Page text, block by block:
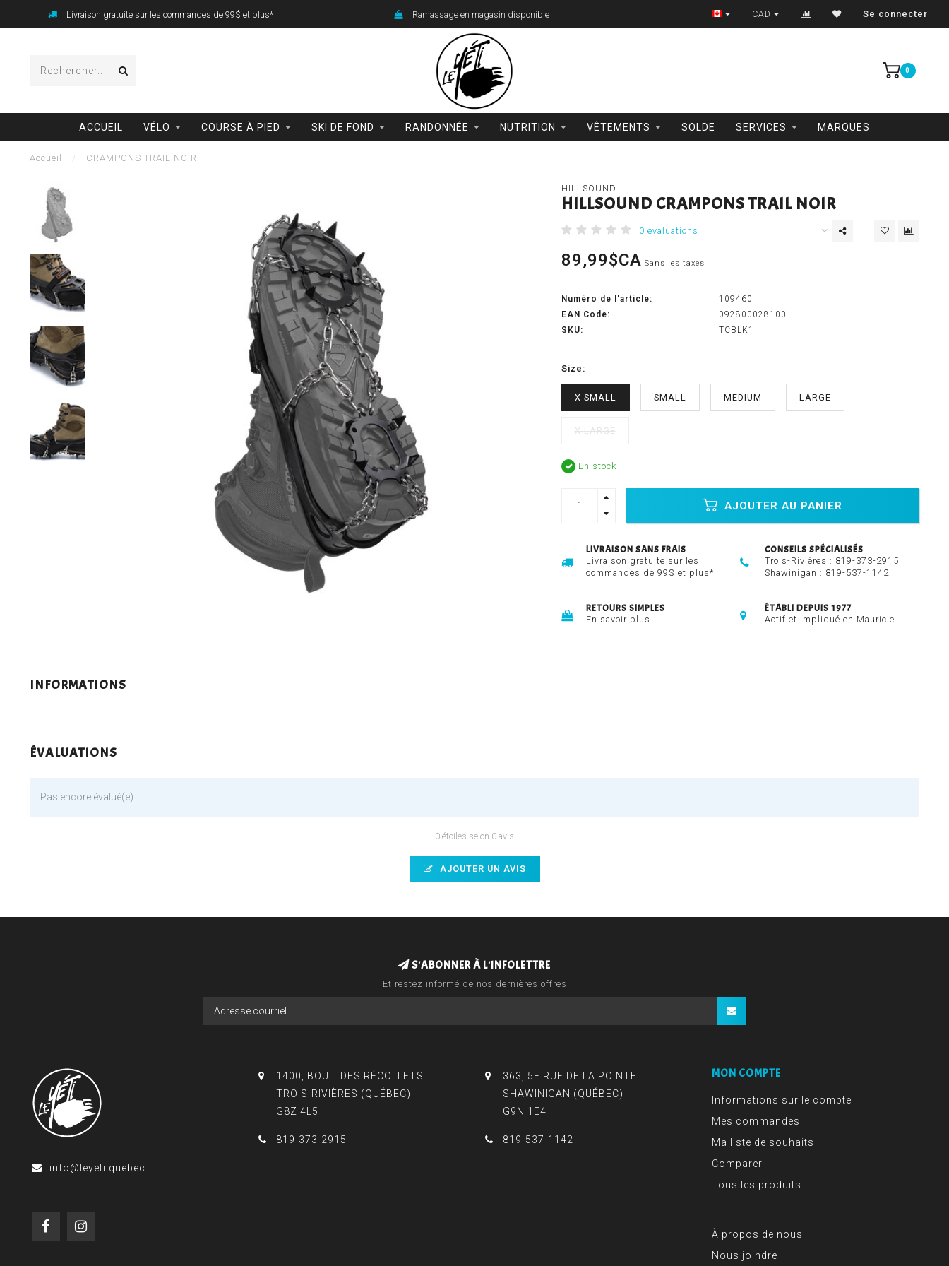
Livraison gratuite sur les commandes de 99$ et plus* Ramassage en magasin disponible Trois-Rivières et Shawinigan
CAD Se connecter
0
ACCUEIL VÉLO COURSE À PIED SKI DE FOND RANDONNÉE NUTRITION VÊTEMENTS SOLDE SERVICES MARQUES
Accueil CRAMPONS TRAIL NOIR
HILLSOUND
HILLSOUND CRAMPONS TRAIL NOIR
0 évaluations
89,99$CA Sans les taxes
Numéro de l'article:
109460
EAN Code:
092800028100
SKU:
TCBLK1
Size:
X-SMALL SMALL MEDIUM LARGE
X-LARGE
En stock
AJOUTER AU PANIER
LIVRAISON SANS FRAIS
Livraison gratuite sur les
commandes de 99$ et plus*
CONSEILS SPÉCIALISÉS
Trois-Rivières : 819-373-2915
Shawinigan : 819-537-1142
RETOURS SIMPLES
En savoir plus
ÉTABLI DEPUIS 1977
Actif et impliqué en Mauricie
INFORMATIONS
ÉVALUATIONS
Pas encore évalué(e)
0 étoiles selon 0 avis
AJOUTER UN AVIS
S'ABONNER À L'INFOLETTRE
Et restez informé de nos dernières offres
info@leyeti.quebec
1400, BOUL. DES RÉCOLLETS
TROIS-RIVIÈRES (QUÉBEC)
G8Z 4L5
819-373-2915
363, 5E RUE DE LA POINTE
SHAWINIGAN (QUÉBEC)
G9N 1E4
819-537-1142
MON COMPTE
Informations sur le compte
Mes commandes
Ma liste de souhaits
Comparer
Tous les produits
À propos de nous
Nous joindre